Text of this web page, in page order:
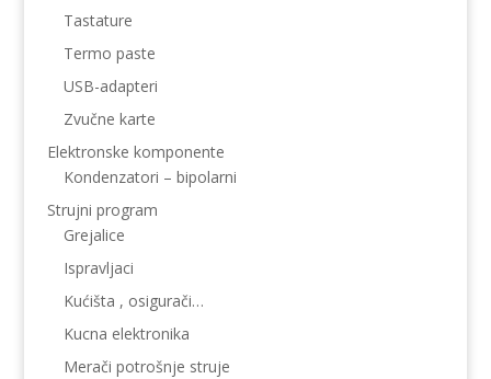
Tastature
Termo paste
USB-adapteri
Zvučne karte
Elektronske komponente
Kondenzatori – bipolarni
Strujni program
Grejalice
Ispravljaci
Kućišta , osigurači…
Kucna elektronika
Merači potrošnje struje